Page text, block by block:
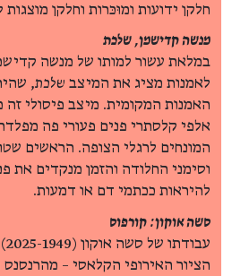
חלקן ידועות ומוּכּרות וחלקן מוצגות
מנשה קדישמן, שלכת
במלאת עשור למותו של מנשה
לאמנות מציג את המיצב שלכת,
האמנות המקומית. מיצב פיסולי זה
אלפי קלסתרי פנים פעורי פה
המונחים לרגלי הצופה. הראשים
וסימני החלודה והזמן מנקדים את
להיראות ככתמי דם או דמעות.
סשה אוקון: קורפוס
הציור האירופי הקלאסי –